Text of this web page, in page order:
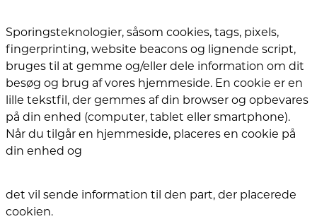
Sporingsteknologier, såsom cookies, tags, pixels,
fingerprinting, website beacons og lignende script,
bruges til at gemme og/eller dele information om dit
besøg og brug af vores hjemmeside. En cookie er en
lille tekstfil, der gemmes af din browser og opbevares
på din enhed (computer, tablet eller smartphone).
Når du tilgår en hjemmeside, placeres en cookie på
din enhed og
det vil sende information til den part, der placerede
cookien.